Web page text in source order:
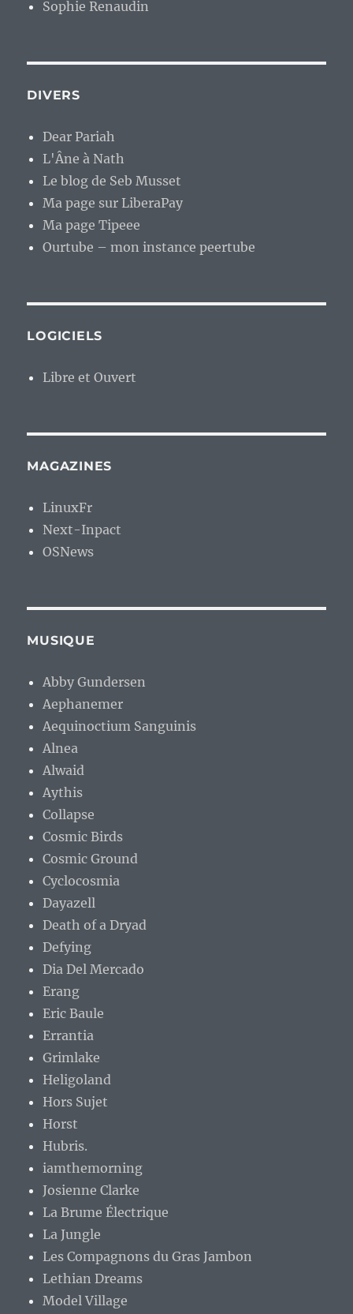
Sophie Renaudin
DIVERS
Dear Pariah
L'Âne à Nath
Le blog de Seb Musset
Ma page sur LiberaPay
Ma page Tipeee
Ourtube – mon instance peertube
LOGICIELS
Libre et Ouvert
MAGAZINES
LinuxFr
Next-Inpact
OSNews
MUSIQUE
Abby Gundersen
Aephanemer
Aequinoctium Sanguinis
Alnea
Alwaid
Aythis
Collapse
Cosmic Birds
Cosmic Ground
Cyclocosmia
Dayazell
Death of a Dryad
Defying
Dia Del Mercado
Erang
Eric Baule
Errantia
Grimlake
Heligoland
Hors Sujet
Horst
Hubris.
iamthemorning
Josienne Clarke
La Brume Électrique
La Jungle
Les Compagnons du Gras Jambon
Lethian Dreams
Model Village